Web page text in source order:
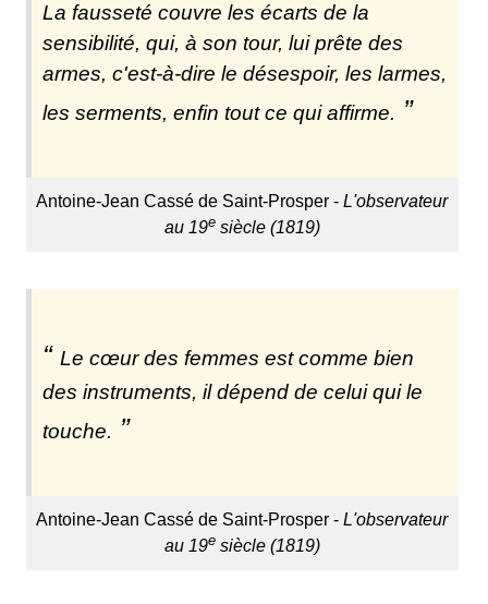
La fausseté couvre les écarts de la
sensibilité, qui, à son tour, lui prête des
armes, c'est-à-dire le désespoir, les larmes,
les serments, enfin tout ce qui affirme.
Antoine-Jean Cassé de Saint-Prosper -L'observateur
au 19esiècle (1819)
Le cœur des femmes est comme bien
des instruments, il dépend de celui qui le
touche.
Antoine-Jean Cassé de Saint-Prosper -L'observateur
au 19esiècle (1819)